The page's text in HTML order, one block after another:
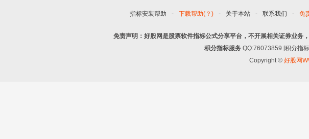
指标安装帮助 - 下载帮助(？) - 关于本站 - 联系我们 - 免
免责声明：好股网是股票软件指标公式分享平台，不开展相关证券业务
积分指标服务 QQ:76073859 [积分指
Copyright © 好股网